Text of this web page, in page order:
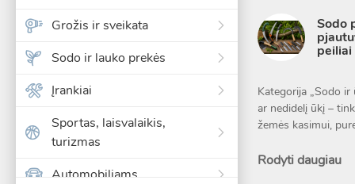
Grožis ir sveikata
Sodo ir lauko prekės
Įrankiai
Sportas, laisvalaikis,
turizmas
Automobiliams
Sodo
peiliai
Kategorija „Sodo
ar nedidelį ūkį –
žemės kasimui,
Rankiniai sodo
Rodyti daugiau